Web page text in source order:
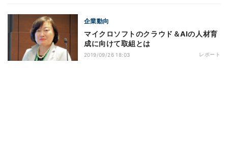
企業動向
マイクロソフトのクラウド＆AIの人材育
成に向けて取組とは
2019/09/26 18:03 レポート